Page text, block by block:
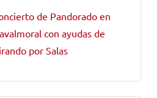
de Pandorado en
con ayudas de
por Salas